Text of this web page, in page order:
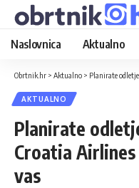
Naslovnica Aktualno
Obrtnik.hr > Aktualno > Planirate
AKTUALNO
Planirate
Croatia
vas